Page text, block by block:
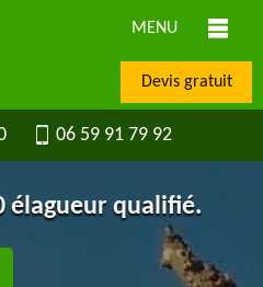
MENU
Devis gratuit
06 59 91 79 92
élagueur qualifié.